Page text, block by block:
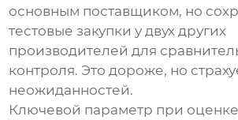
основным поставщиком, но
тестовые закупки у двух других
производителей для
контроля. Это дороже, но
неожиданностей.
Ключевой параметр при